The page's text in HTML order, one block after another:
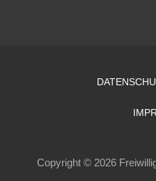
Copyright © 2026